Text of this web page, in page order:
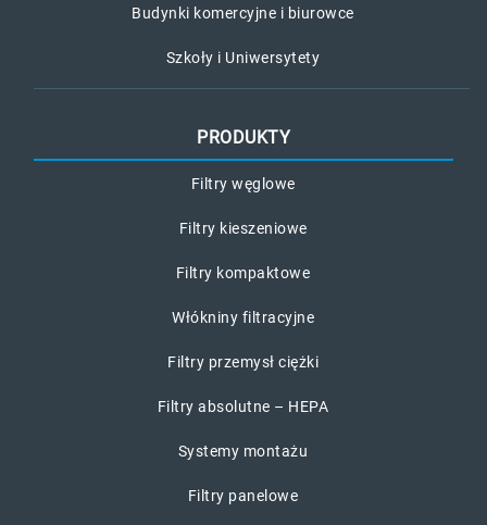
Budynki komercyjne i biurowce
Szkoły i Uniwersytety
PRODUKTY
Filtry węglowe
Filtry kieszeniowe
Filtry kompaktowe
Włókniny filtracyjne
Filtry przemysł ciężki
Filtry absolutne – HEPA
Systemy montażu
Filtry panelowe